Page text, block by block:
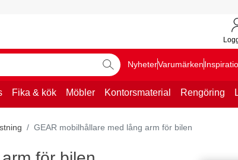
NyheterVarumärken
Fika & kök Möbler Kontorsmaterial Rengöring
GEAR mobilhållare med lång arm för bilen